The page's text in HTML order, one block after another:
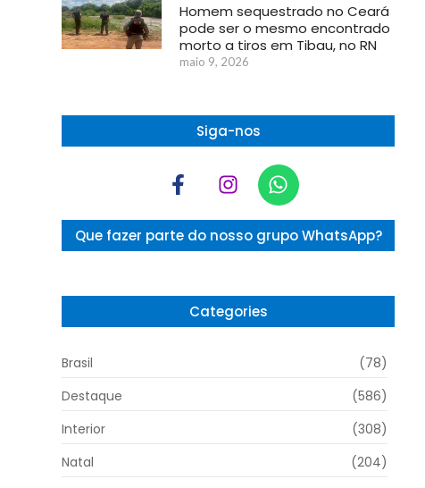
Homem sequestrado no Ceará
pode ser o mesmo encontrado
morto a tiros em Tibau, no RN
maio 9, 2026
Siga-nos
Que fazer parte do nosso grupo WhatsApp?
Categories
Brasil
(78)
Destaque
(586)
Interior
(308)
Natal
(204)